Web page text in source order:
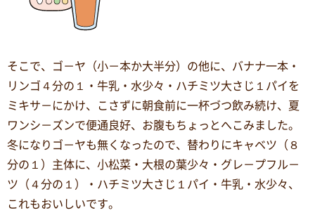
そこで、ゴ－ヤ（小－本か大半分）の他に、バナナ一本・
リンゴ４分の１・牛乳・水少々・ハチミツ大さじ１パイを
ミキサ－にかけ、こさずに朝食前に一杯づつ飲み続け、夏
ワンシ－ズンで便通良好、お腹もちょっとへこみました。
冬になりゴ－ヤも無くなったので、替わりにキャベツ（８
分の１）主体に、小松菜・大根の葉少々・グレ－プフル－
ツ（４分の１）・ハチミツ大さじ１パイ・牛乳・水少々、
これもおいしいです。